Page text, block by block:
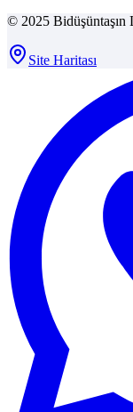
© 2025 Bidüşüntaşın
Site Haritası